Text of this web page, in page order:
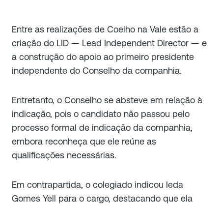
Entre as realizações de Coelho na Vale estão a
criação do LID — Lead Independent Director — e
a construção do apoio ao primeiro presidente
independente do Conselho da companhia.
Entretanto, o Conselho se absteve em relação à
indicação, pois o candidato não passou pelo
processo formal de indicação da companhia,
embora reconheça que ele reúne as
qualificações necessárias.
Em contrapartida, o colegiado indicou Ieda
Gomes Yell para o cargo, destacando que ela